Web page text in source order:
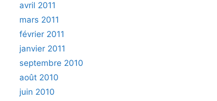
avril 2011
mars 2011
février 2011
janvier 2011
septembre 2010
août 2010
juin 2010